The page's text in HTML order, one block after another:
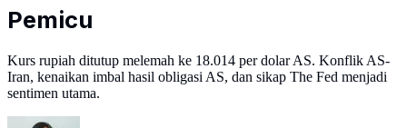
Pemicu
Kurs rupiah ditutup melemah ke 18.014 per dolar AS. Konflik AS-
Iran, kenaikan imbal hasil obligasi AS, dan sikap The Fed menjadi
sentimen utama.